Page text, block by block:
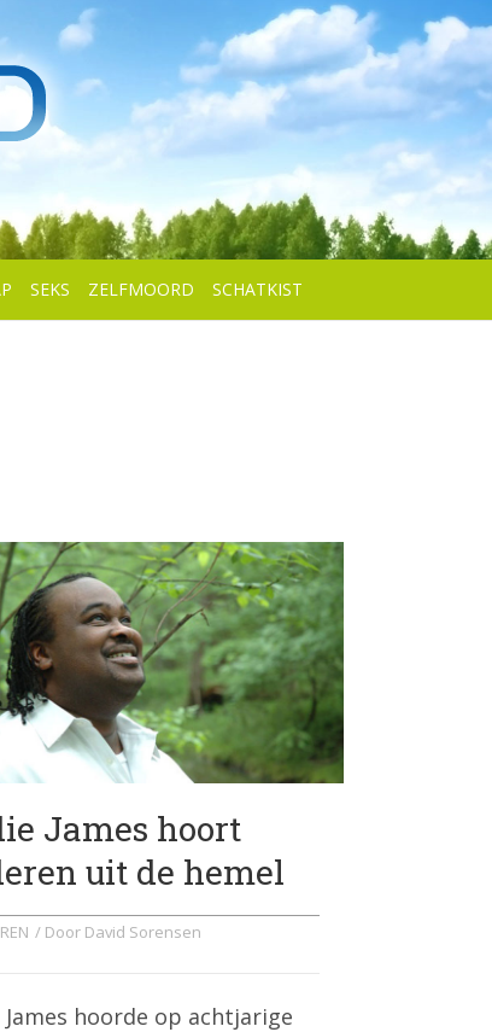
SEKS ZELFMOORD SCHATKIST
James hoort
uit de hemel
/ Door David Sorensen
James hoorde op achtjarige